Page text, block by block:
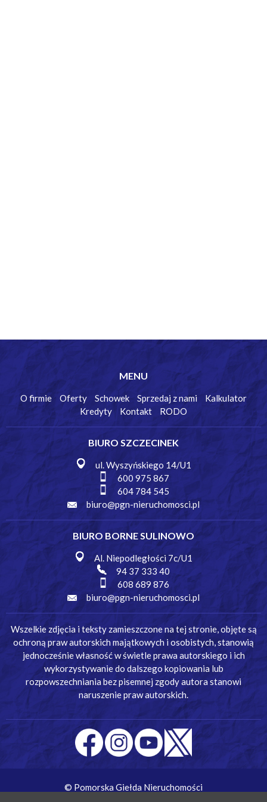
MENU
O firmie Oferty Schowek Sprzedaj z nami
Kalkulator
Kredyty
Kontakt RODO
BIURO SZCZECINEK
ul. Wyszyńskiego 14/U1
600 975 867
604 784 545
biuro@pgn-nieruchomosci.pl
BIURO BORNE SULINOWO
Al. Niepodległości 7c/U1
94 37 333 40
608 689 876
biuro@pgn-nieruchomosci.pl
Wszelkie zdjęcia i teksty zamieszczone na tej stronie, objęte są
ochroną praw autorskich majątkowych i osobistych, stanowią
jednocześnie własność w świetle prawa autorskiego i ich
wykorzystywanie do dalszego kopiowania lub
rozpowszechniania bez pisemnej zgody autora stanowi
naruszenie praw autorskich.
© Pomorska Giełda Nieruchomości